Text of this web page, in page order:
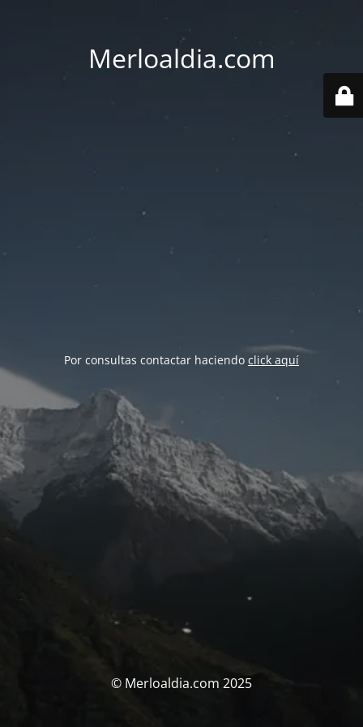
Merloaldia.com
Por consultas contactar haciendo click aquí
© Merloaldia.com 2025